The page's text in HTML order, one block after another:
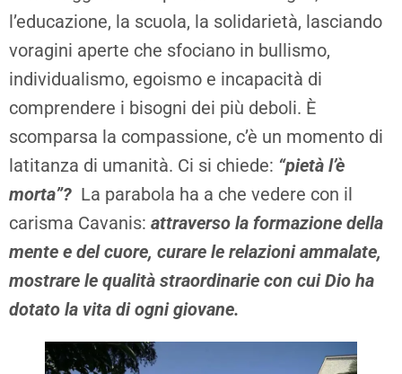
l’educazione, la scuola, la solidarietà, lasciando
voragini aperte che sfociano in bullismo,
individualismo, egoismo e incapacità di
comprendere i bisogni dei più deboli. È
scomparsa la compassione, c’è un momento di
latitanza di umanità. Ci si chiede: “pietà l’è
morta”? La parabola ha a che vedere con il
carisma Cavanis: attraverso la formazione della
mente e del cuore, curare le relazioni ammalate,
mostrare le qualità straordinarie con cui Dio ha
dotato la vita di ogni giovane.